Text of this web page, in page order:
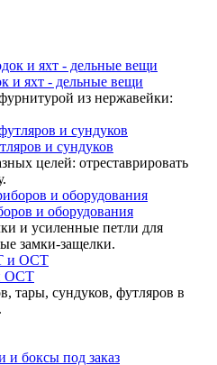
и яхт - дельные вещи
из нержавейки:
и сундуков
целей: отреставрировать
и оборудования
и усиленные петли для
замки-защелки.
ОСТ
тары, сундуков, футляров в